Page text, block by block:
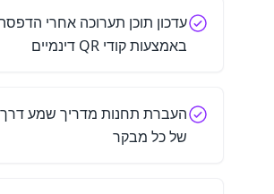
עדכון תוכן תערוכה אחרי
באמצעות קודי QR דינמיים
העברת תחנות מדריך שמע דרך
של כל מבקר